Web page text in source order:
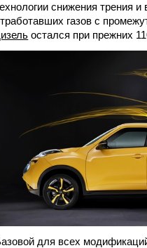
снижения трения
газов с
остался при прежних
для всех